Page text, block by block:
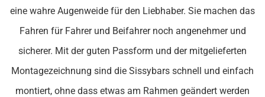
eine wahre Augenweide für den Liebhaber. Sie machen das
Fahren für Fahrer und Beifahrer noch angenehmer und
sicherer. Mit der guten Passform und der mitgelieferten
Montagezeichnung sind die Sissybars schnell und einfach
montiert, ohne dass etwas am Rahmen geändert werden